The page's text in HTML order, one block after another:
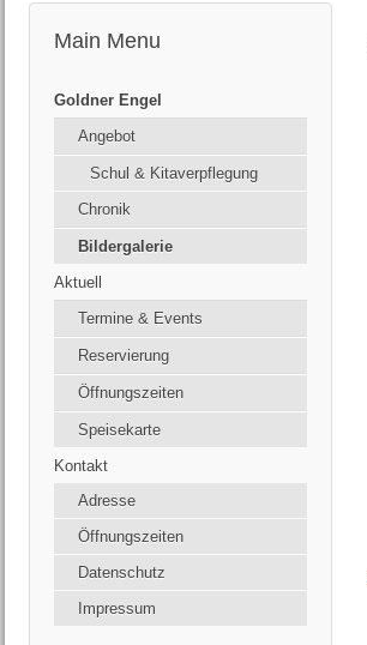
Main Menu
Goldner Engel
Angebot
Schul & Kitaverpflegung
Chronik
Bildergalerie
Aktuell
Termine & Events
Reservierung
Öffnungszeiten
Speisekarte
Kontakt
Adresse
Öffnungszeiten
Datenschutz
Impressum